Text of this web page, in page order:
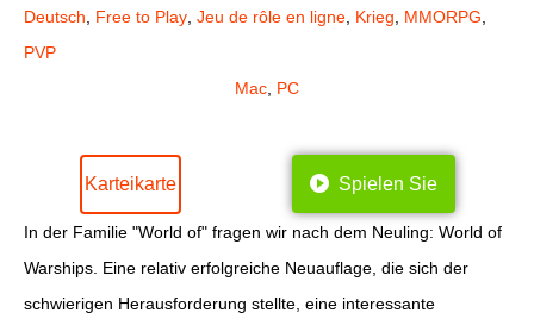
Deutsch, Free to Play, Jeu de rôle en ligne, Krieg, MMORPG,
PVP
Mac, PC
Karteikarte Spielen Sie
In der Familie "World of" fragen wir nach dem Neuling: World of
Warships. Eine relativ erfolgreiche Neuauflage, die sich der
schwierigen Herausforderung stellte, eine interessante